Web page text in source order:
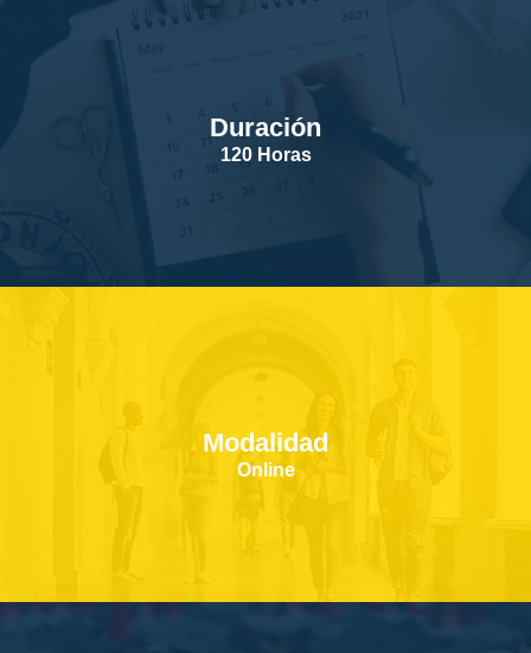
Duración
120 Horas
Modalidad
Online